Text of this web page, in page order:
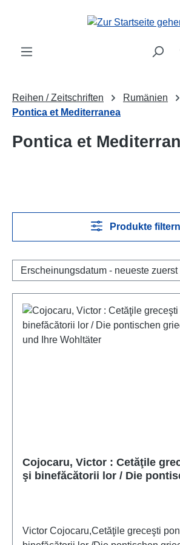
Zum Hauptinhalt springen
Reihen / Zeitschriften
Rumänien
Pontica et Mediterranea
Pontica et
Produkte filtern
Cojocaru, Victor : Cetăţile
şi binefăcătorii lor / Die
Victor Cojocaru,Cetăţile greceşti